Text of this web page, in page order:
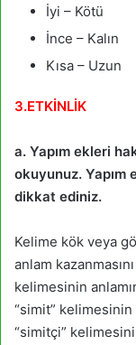
İyi – Kötü
İnce – Kalın
Kısa – Uzun
3.ETKİNLİK
a. Yapım ekleri
okuyunuz. Yapım
dikkat ediniz.
Kelime kök veya
anlam
kelimesinin
“simit”
“simitçi”